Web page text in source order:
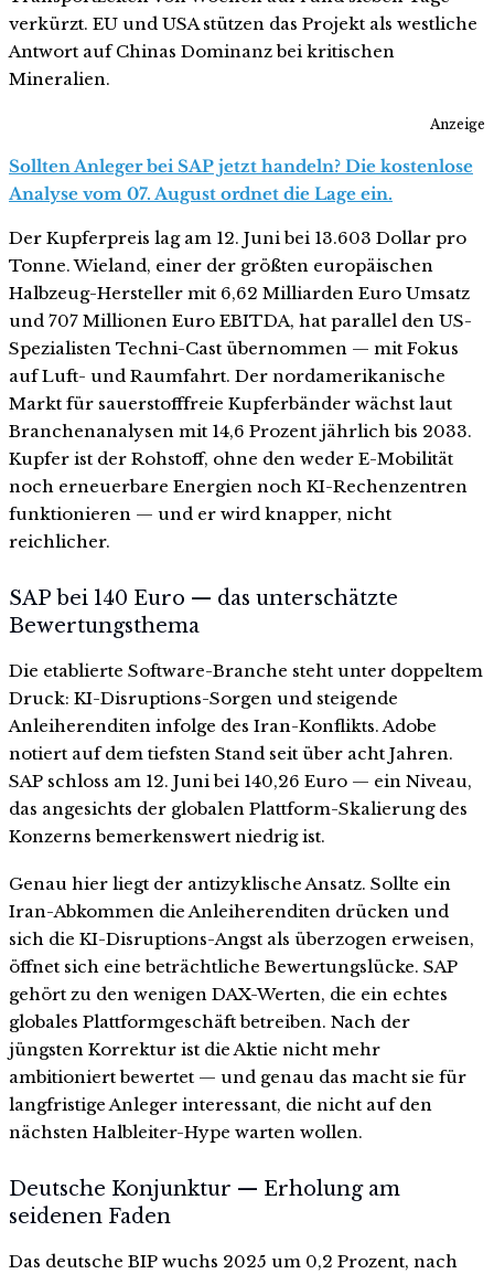
verkürzt. EU und USA stützen das Projekt als westliche
Antwort auf Chinas Dominanz bei kritischen
Mineralien.
Anzeige
Sollten Anleger bei SAP jetzt handeln? Die kostenlose
Analyse vom 07. August ordnet die Lage ein.
Der Kupferpreis lag am 12. Juni bei 13.603 Dollar pro
Tonne. Wieland, einer der größten europäischen
Halbzeug-Hersteller mit 6,62 Milliarden Euro Umsatz
und 707 Millionen Euro EBITDA, hat parallel den US-
Spezialisten Techni-Cast übernommen — mit Fokus
auf Luft- und Raumfahrt. Der nordamerikanische
Markt für sauerstofffreie Kupferbänder wächst laut
Branchenanalysen mit 14,6 Prozent jährlich bis 2033.
Kupfer ist der Rohstoff, ohne den weder E-Mobilität
noch erneuerbare Energien noch KI-Rechenzentren
funktionieren — und er wird knapper, nicht
reichlicher.
SAP bei 140 Euro — das unterschätzte
Bewertungsthema
Die etablierte Software-Branche steht unter doppeltem
Druck: KI-Disruptions-Sorgen und steigende
Anleiherenditen infolge des Iran-Konflikts. Adobe
notiert auf dem tiefsten Stand seit über acht Jahren.
SAP schloss am 12. Juni bei 140,26 Euro — ein Niveau,
das angesichts der globalen Plattform-Skalierung des
Konzerns bemerkenswert niedrig ist.
Genau hier liegt der antizyklische Ansatz. Sollte ein
Iran-Abkommen die Anleiherenditen drücken und
sich die KI-Disruptions-Angst als überzogen erweisen,
öffnet sich eine beträchtliche Bewertungslücke. SAP
gehört zu den wenigen DAX-Werten, die ein echtes
globales Plattformgeschäft betreiben. Nach der
jüngsten Korrektur ist die Aktie nicht mehr
ambitioniert bewertet — und genau das macht sie für
langfristige Anleger interessant, die nicht auf den
nächsten Halbleiter-Hype warten wollen.
Deutsche Konjunktur — Erholung am
seidenen Faden
Das deutsche BIP wuchs 2025 um 0,2 Prozent, nach